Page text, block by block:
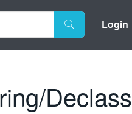
Login
Declass